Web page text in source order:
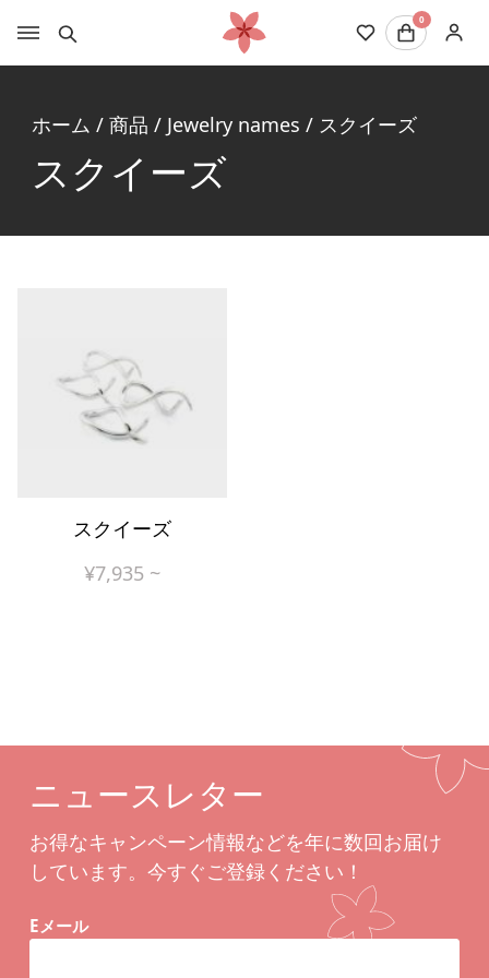
0
ホーム / 商品 / Jewelry names / スクイーズ
スクイーズ
スクイーズ
¥7,935 ~
ニュースレター
お得なキャンペーン情報などを年に数回お届け
しています。今すぐご登録ください！
Eメール